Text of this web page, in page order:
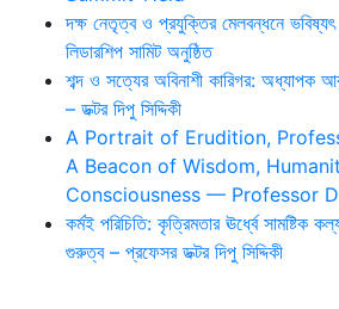
দক্ষ নেতৃত্ব ও প্রযুক্তির মেলবন্ধনে
লিডারশিপ সামিট অনুষ্ঠিত
শব্দ ও সত্যের অবিনাশী কারিগর: অধ্যাপক
– ডক্টর দিপু সিদ্দিকী
A Portrait of Erudition,
A Beacon of Wisdom,
Consciousness — Professor
কর্মই পরিচিতি: কৃত্রিমতার ঊর্ধ্বে সামষ্টিক
গুরুত্ব – প্রফেসর ডক্টর দিপু সিদ্দিকী